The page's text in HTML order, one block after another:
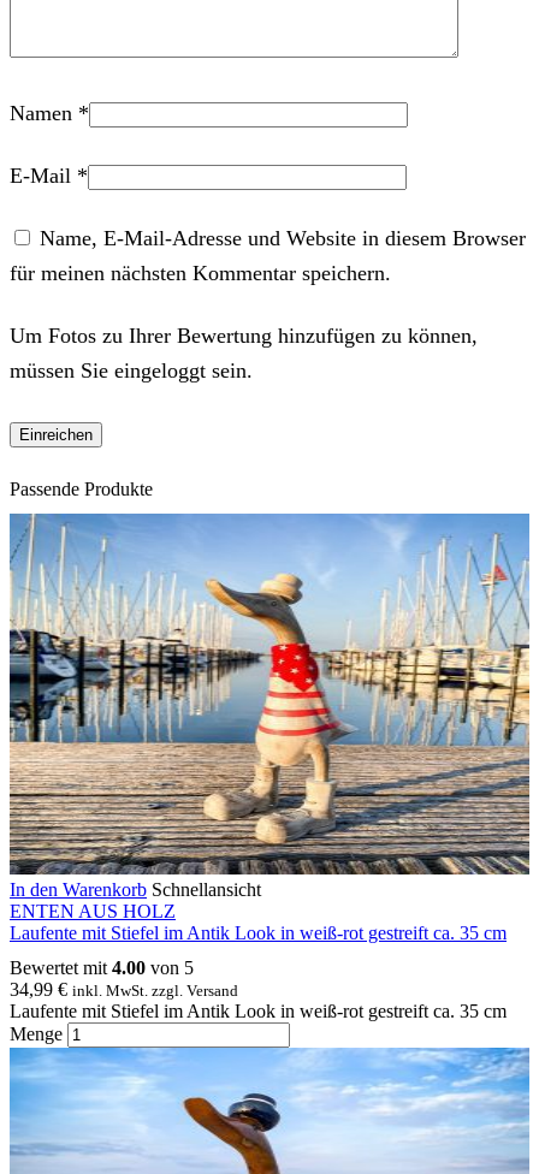
Namen *
E-Mail *
Name, E-Mail-Adresse und Website in diesem Browser
für meinen nächsten Kommentar speichern.
Um Fotos zu Ihrer Bewertung hinzufügen zu können,
müssen Sie eingeloggt sein.
Passende Produkte
In den Warenkorb Schnellansicht
ENTEN AUS HOLZ
Laufente mit Stiefel im Antik Look in weiß-rot gestreift ca. 35 cm
Bewertet mit 4.00 von 5
34,99 € inkl. MwSt. zzgl. Versand
Laufente mit Stiefel im Antik Look in weiß-rot gestreift ca. 35 cm
Menge